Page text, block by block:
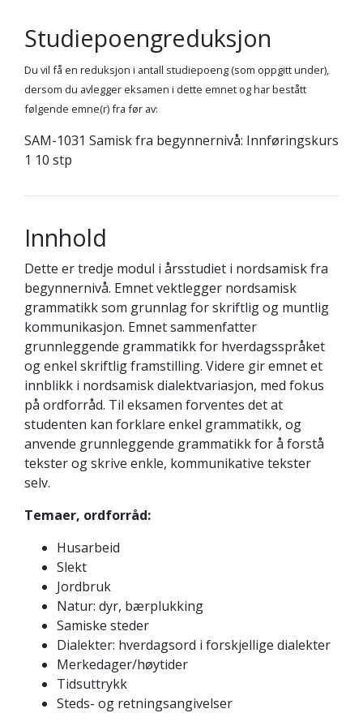
Studiepoengreduksjon
Du vil få en reduksjon i antall studiepoeng (som oppgitt under),
dersom du avlegger eksamen i dette emnet og har bestått
følgende emne(r) fra før av:
SAM-1031 Samisk fra begynnernivå: Innføringskurs
1 10 stp
Innhold
Dette er tredje modul i årsstudiet i nordsamisk fra
begynnernivå. Emnet vektlegger nordsamisk
grammatikk som grunnlag for skriftlig og muntlig
kommunikasjon. Emnet sammenfatter
grunnleggende grammatikk for hverdagsspråket
og enkel skriftlig framstilling. Videre gir emnet et
innblikk i nordsamisk dialektvariasjon, med fokus
på ordforråd. Til eksamen forventes det at
studenten kan forklare enkel grammatikk, og
anvende grunnleggende grammatikk for å forstå
tekster og skrive enkle, kommunikative tekster
selv.
Temaer, ordforråd:
Husarbeid
Slekt
Jordbruk
Natur: dyr, bærplukking
Samiske steder
Dialekter: hverdagsord i forskjellige dialekter
Merkedager/høytider
Tidsuttrykk
Steds- og retningsangivelser